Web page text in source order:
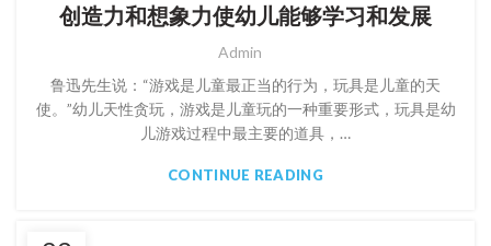
创造力和想象力使幼儿能够学习和发展
Admin
鲁迅先生说：“游戏是儿童最正当的行为，玩具是儿童的天
使。”幼儿天性贪玩，游戏是儿童玩的一种重要形式，玩具是幼
儿游戏过程中最主要的道具，…
CONTINUE READING